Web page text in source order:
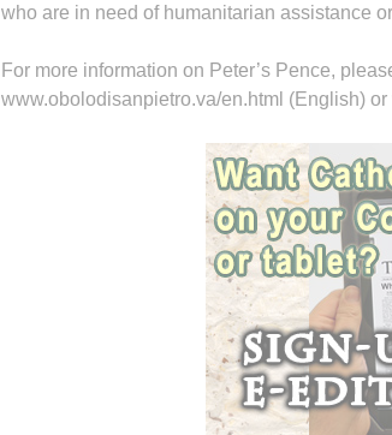
who are in need of humanitarian assistance
For more information on Peter’s Pence,
www.obolodisanpietro.va/en.html (English)